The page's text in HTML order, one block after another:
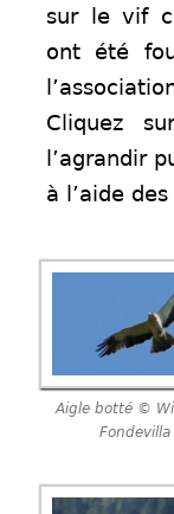
sur le vif
ont été
Cliquez
l’agrandir
à l’aide
Aigle botté ©
Fondevilla